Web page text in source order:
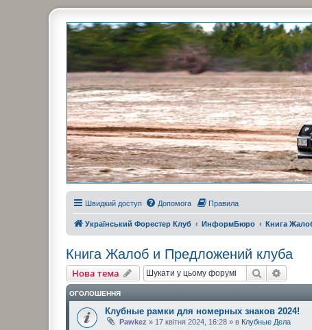
Украинский Форестер Клуб
Всеукраинский клуб владельцев Subaru Forester. Клубные
Швидкий доступ Допомога Правила
Український Форестер Клуб ИнформБюро Книга
Книга Жалоб и Предложений клуба
Нова тема Пошук
ОГОЛОШЕННЯ
Клубные рамки для номерных знаков 2024!
Pawkez » 17 квітня 2024, 16:28 » в Клубные Дела